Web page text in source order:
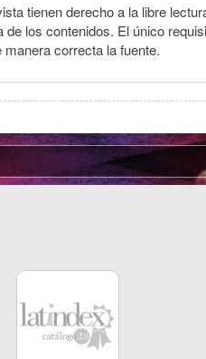
tienen derecho a la libre
los contenidos. El único
correcta la fuente.